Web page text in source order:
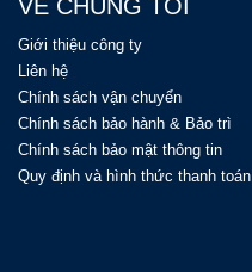
VỀ CHÚNG TÔI
Giới thiệu công ty
Liên hệ
Chính sách vận chuyển
Chính sách bảo hành & Bảo trì
Chính sách bảo mật thông tin
Quy định và hình thức thanh toán